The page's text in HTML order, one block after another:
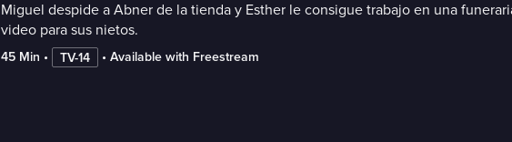
Miguel despide a Abner de la tienda y Esther le consigue trabajo en una
video para sus nietos.
45 Min • TV-14 • Available with Freestream